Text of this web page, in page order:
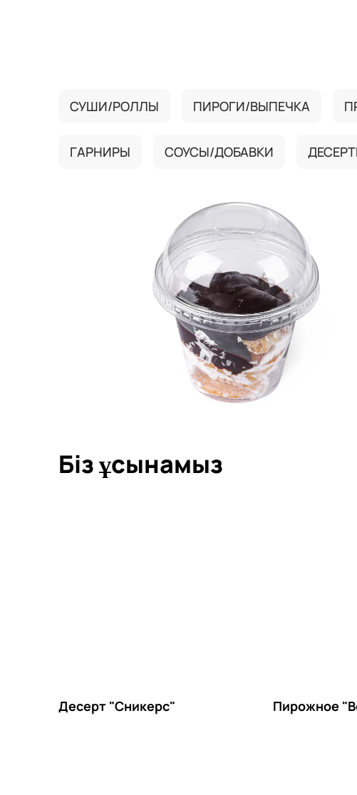
СУШИ/РОЛЛЫ ПИРОГИ/ВЫПЕЧКА
ГАРНИРЫ СОУСЫ/ДОБАВКИ
Біз ұсынамыз
Десерт "Сникерс" Пирожное